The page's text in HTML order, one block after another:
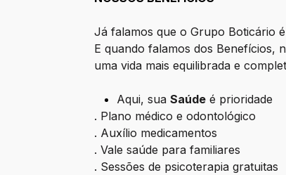
Já falamos que o Grupo Boticário
E quando falamos dos Benefícios,
uma vida mais equilibrada e
Aqui, suaSaúde é prioridade
. Plano médico e odontológico
. Auxílio medicamentos
. Vale saúde para familiares
. Sessões de psicoterapia gratuitas